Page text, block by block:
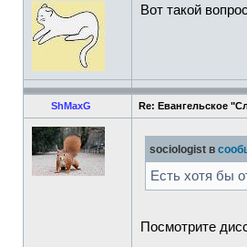
Вот такой
ShMaxG Re: Евангельское
sociologist в
Есть хотя бы
Посмотрите